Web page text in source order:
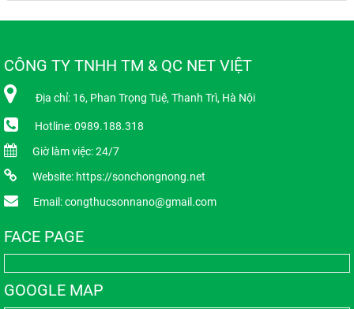
CÔNG TY TNHH TM & QC NET VIỆT
Địa chỉ: 16, Phan Trọng Tuệ, Thanh Trì, Hà Nội
Hotline: 0989.188.318
Giờ làm việc: 24/7
Website: https://sonchongnong.net
Email: congthucsonnano@gmail.com
FACE PAGE
GOOGLE MAP